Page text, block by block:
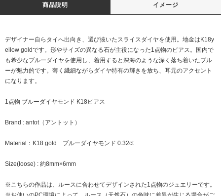
商品説明 イメージ
デザイナー自らタイへ出向き、選び抜いたスライスダイヤを使用。地金はK18y
ellow goldです。形やサイズの異なる石が主役になった1点物のピアス。国内で
も希少なブルーダイヤを使用し、着用すると深海のような深く落ち着いたブル
ーが魅力的です。薄く繊細ながらダイヤ特有の輝きを放ち、耳元のアクセント
になります。
1点物 ブルーダイヤモンド K18ピアス
Brand : antot（アントット）
Material：K18 gold ブルーダイヤモンド 0.32ct
Size(loose) : 約8mm×6mm
※こちらの作品は、ルースに合わせてデザインされた1点物のジュエリーです。